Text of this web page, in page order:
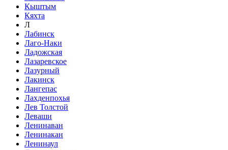
Кыштым
Кяхта
Л
Лабинск
Лаго-Наки
Ладожская
Лазаревское
Лазурный
Лакинск
Лангепас
Лахденпохья
Лев Толстой
Леваши
Ленинаван
Ленинакан
Ленинаул